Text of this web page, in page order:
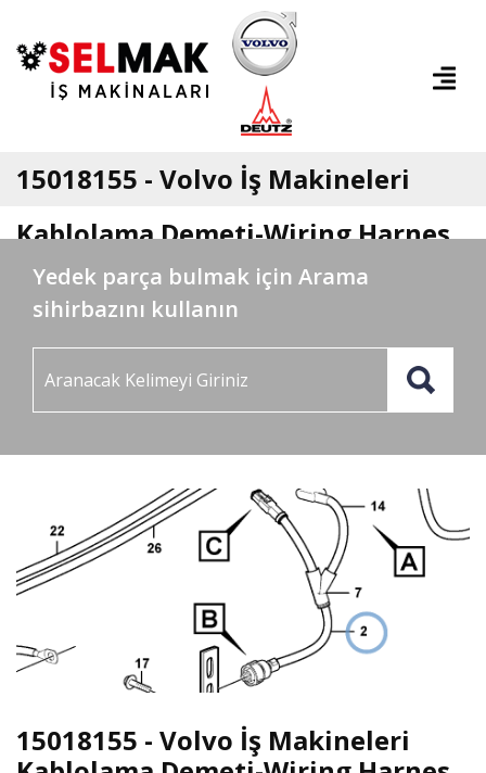
15018155 - Volvo İş Makineleri
Kablolama Demeti-Wiring Harnes
Yedek parça bulmak için Arama
sihirbazını kullanın
15018155 - Volvo İş Makineleri